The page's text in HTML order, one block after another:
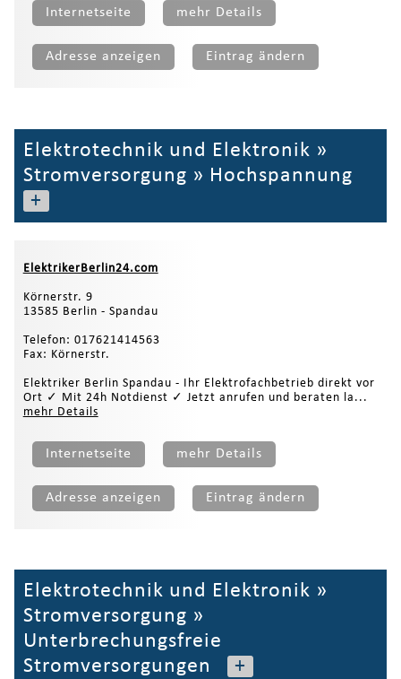
Internetseite mehr Details
Adresse anzeigen Eintrag ändern
Elektrotechnik und Elektronik »
Stromversorgung » Hochspannung
+
ElektrikerBerlin24.com
Körnerstr. 9
13585 Berlin - Spandau
Telefon: 017621414563
Fax: Körnerstr.
Elektriker Berlin Spandau - Ihr Elektrofachbetrieb direkt vor
Ort ✓ Mit 24h Notdienst ✓ Jetzt anrufen und beraten la...
mehr Details
Internetseite mehr Details
Adresse anzeigen Eintrag ändern
Elektrotechnik und Elektronik »
Stromversorgung »
Unterbrechungsfreie
Stromversorgungen
+